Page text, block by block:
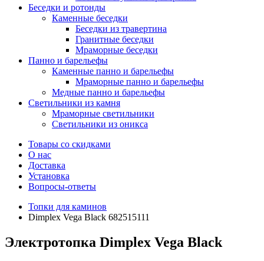
Беседки и ротонды
Каменные беседки
Беседки из травертина
Гранитные беседки
Мраморные беседки
Панно и барельефы
Каменные панно и барельефы
Мраморные панно и барельефы
Медные панно и барельефы
Светильники из камня
Мраморные светильники
Светильники из оникса
Товары со скидками
О нас
Доставка
Установка
Вопросы-ответы
Топки для каминов
Dimplex Vega Black 682515111
Электротопка Dimplex Vega Black